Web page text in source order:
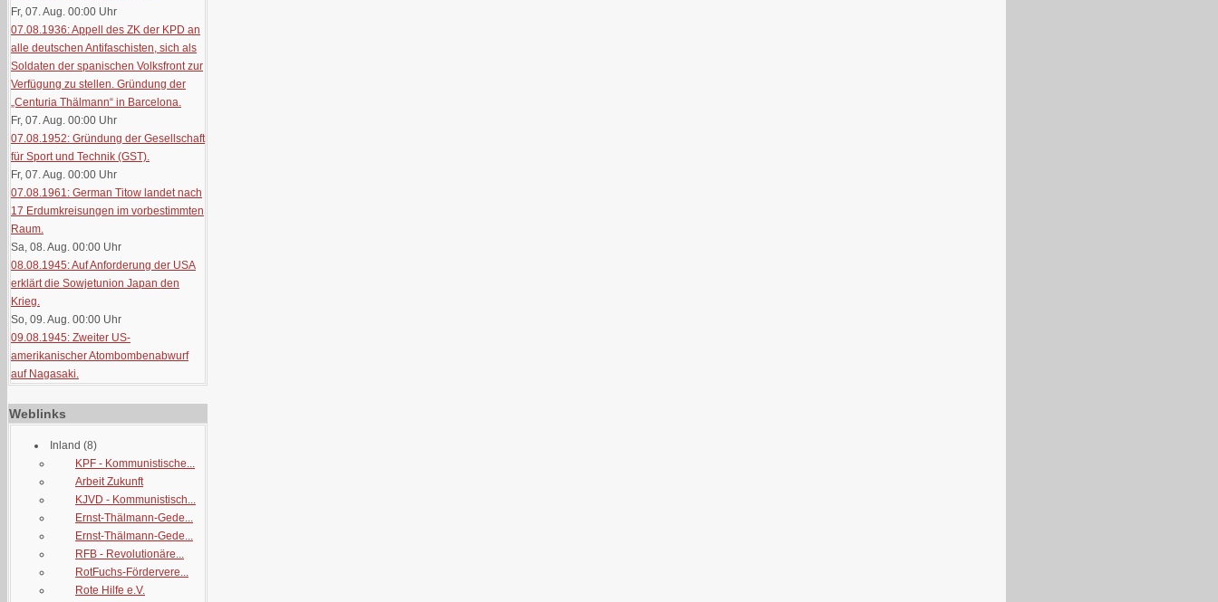
Fr, 07. Aug. 00:00 Uhr
07.08.1936: Appell des ZK der KPD an
alle deutschen Antifaschisten, sich als
Soldaten der spanischen Volksfront zur
Verfügung zu stellen. Gründung der
„Centuria Thälmann“ in Barcelona.
Fr, 07. Aug. 00:00 Uhr
07.08.1952: Gründung der Gesellschaft
für Sport und Technik (GST).
Fr, 07. Aug. 00:00 Uhr
07.08.1961: German Titow landet nach
17 Erdumkreisungen im vorbestimmten
Raum.
Sa, 08. Aug. 00:00 Uhr
08.08.1945: Auf Anforderung der USA
erklärt die Sowjetunion Japan den
Krieg.
So, 09. Aug. 00:00 Uhr
09.08.1945: Zweiter US-
amerikanischer Atombombenabwurf
auf Nagasaki.
Weblinks
Inland (8)
KPF - Kommunistische...
Arbeit Zukunft
KJVD - Kommunistisch...
Ernst-Thälmann-Gede...
Ernst-Thälmann-Gede...
RFB - Revolutionäre...
RotFuchs-Fördervere...
Rote Hilfe e.V.